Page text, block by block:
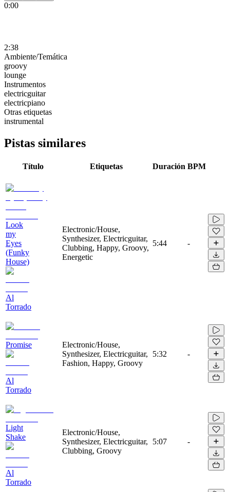
0:00
2:38
Ambiente/Temática
groovy
lounge
Instrumentos
electricguitar
electricpiano
Otras etiquetas
instrumental
Pistas similares
Título Etiquetas Duración BPM
Look
my
Eyes
(Funky
House)
Al
Torrado
Electronic/House,
Synthesizer, Electricguitar,
Clubbing, Happy, Groovy,
Energetic
5:44 -
Promise
Al
Torrado
Electronic/House,
Synthesizer, Electricguitar,
Fashion, Happy, Groovy
5:32 -
Light
Shake
Al
Torrado
Electronic/House,
Synthesizer, Electricguitar,
Clubbing, Groovy
5:07 -